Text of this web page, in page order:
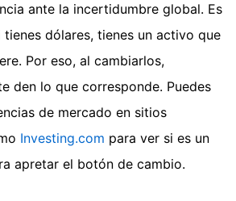
ante la incertidumbre global. Es
tienes dólares, tienes un activo que
Por eso, al cambiarlos,
den lo que corresponde. Puedes
de mercado en sitios
Investing.com para ver si es un
apretar el botón de cambio.